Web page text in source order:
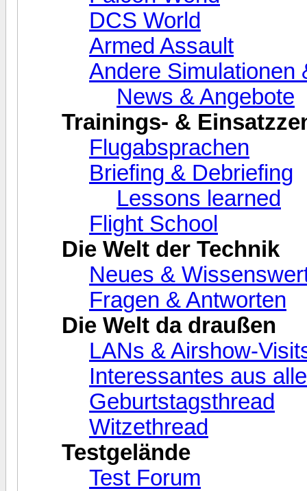
DCS World
Armed Assault
Andere Simulationen
News & Angebote
Trainings- &
Flugabsprachen
Briefing & Debriefing
Lessons learned
Flight School
Die Welt der Technik
Neues &
Fragen & Antworten
Die Welt da draußen
LANs & Airshow-
Interessantes aus
Geburtstagsthread
Witzethread
Testgelände
Test Forum